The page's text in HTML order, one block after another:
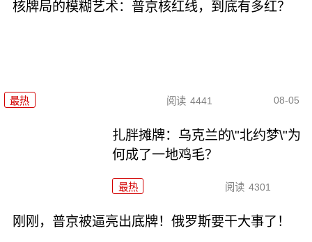
核牌局的模糊艺术：普京核红线，到底有多红？
最热 阅读 4441 08-05
扎胖摊牌：乌克兰的\"北约梦\"为
何成了一地鸡毛？
最热 阅读 4301
刚刚，普京被逼亮出底牌！俄罗斯要干大事了！